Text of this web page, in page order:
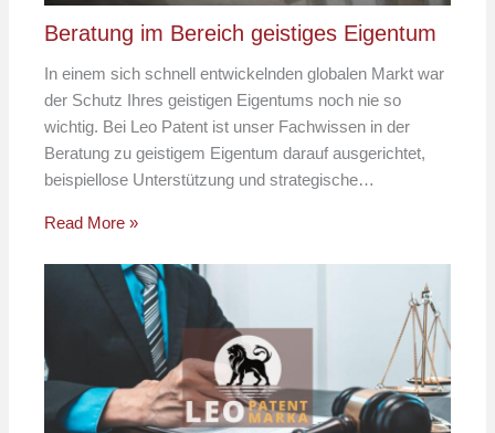
Beratung im Bereich geistiges Eigentum
In einem sich schnell entwickelnden globalen Markt war
der Schutz Ihres geistigen Eigentums noch nie so
wichtig. Bei Leo Patent ist unser Fachwissen in der
Beratung zu geistigem Eigentum darauf ausgerichtet,
beispiellose Unterstützung und strategische…
Read More »